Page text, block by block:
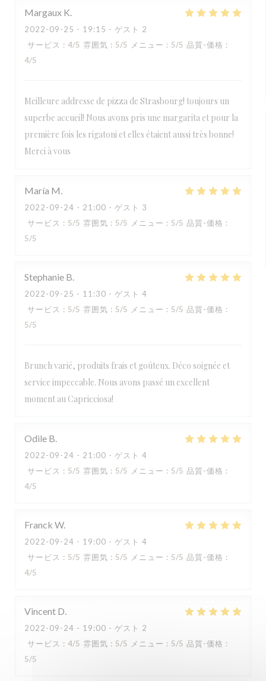
Margaux K
2022-09-25 - 19:15 - ゲスト 2
サービス : 4/5 雰囲気 : 5/5 メニュー : 5/5 品質-価格 :
4/5
Meilleure addresse de pizza de Strasbourg! toujours un
superbe accueil! Nous avons pris une margarita et pour la
première fois les rigatoni et elles étaient aussi très bonne!
Merci à vous
María M
2022-09-24 - 21:00 - ゲスト 3
サービス : 5/5 雰囲気 : 5/5 メニュー : 5/5 品質-価格 :
5/5
Stephanie B
2022-09-25 - 11:30 - ゲスト 4
サービス : 5/5 雰囲気 : 5/5 メニュー : 5/5 品質-価格 :
5/5
Brunch varié, produits frais et goûteux. Déco soignée et
service impeccable. Nous avons passé un excellent
moment au Capricciosa!
Odile B
2022-09-24 - 21:00 - ゲスト 4
サービス : 5/5 雰囲気 : 5/5 メニュー : 5/5 品質-価格 :
4/5
Franck W
2022-09-24 - 19:00 - ゲスト 4
サービス : 5/5 雰囲気 : 5/5 メニュー : 5/5 品質-価格 :
4/5
Vincent D
2022-09-24 - 19:00 - ゲスト 2
サービス : 4/5 雰囲気 : 5/5 メニュー : 5/5 品質-価格 :
5/5